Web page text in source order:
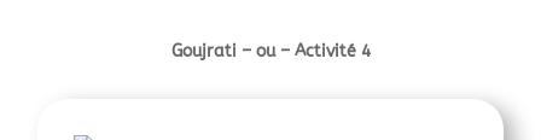
Goujrati – ou – Activité 4